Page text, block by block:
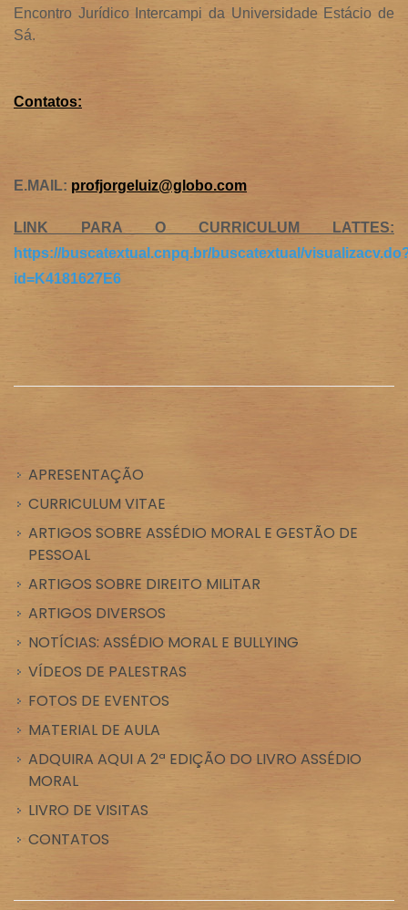
Encontro Jurídico Intercampi da Universidade Estácio de
Sá.
Contatos:
E.MAIL: profjorgeluiz@globo.com
LINK PARA O CURRICULUM LATTES:
https://buscatextual.cnpq.br/buscatextual/
id=K4181627E6
APRESENTAÇÃO
CURRICULUM VITAE
ARTIGOS SOBRE ASSÉDIO MORAL E GESTÃO DE
PESSOAL
ARTIGOS SOBRE DIREITO MILITAR
ARTIGOS DIVERSOS
NOTÍCIAS: ASSÉDIO MORAL E BULLYING
VÍDEOS DE PALESTRAS
FOTOS DE EVENTOS
MATERIAL DE AULA
ADQUIRA AQUI A 2ª EDIÇÃO DO LIVRO ASSÉDIO
MORAL
LIVRO DE VISITAS
CONTATOS